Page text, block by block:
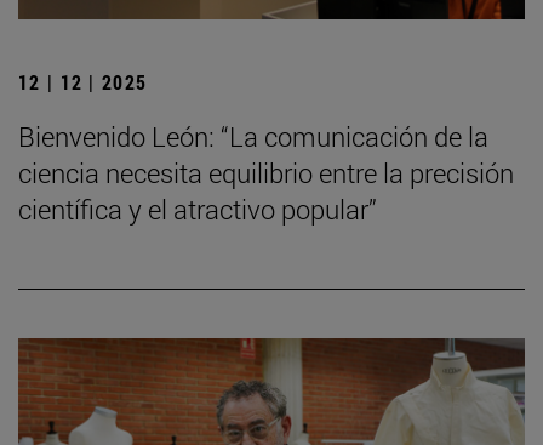
12 | 12 | 2025
Bienvenido León: “La comunicación de la
ciencia necesita equilibrio entre la precisión
científica y el atractivo popular”